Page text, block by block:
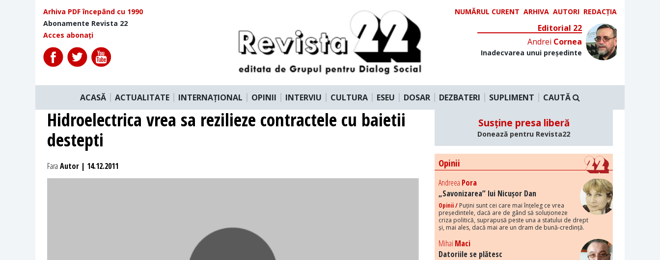
Arhiva PDF începând cu 1990
Abonamente Revista 22
Acces abonați
NUMĂRUL CURENT ARHIVA AUTORI REDACȚIA
Editorial 22
Andrei Cornea
Inadecvarea unui președinte
ACASĂ ACTUALITATE INTERNAȚIONAL OPINII INTERVIU CULTURA ESEU DOSAR DEZBATERI SUPLIMENT CAUTĂ
Hidroelectrica vrea sa rezilieze contractele cu baietii
destepti
Fara Autor | 14.12.2011
Susține presa liberă
Donează pentru Revista22
Opinii
Andreea Pora
„Savonizarea” lui Nicușor Dan
Opinii / Puțini sunt cei care mai înțeleg ce vrea
președintele, dacă are de gând să soluționeze
criza politică, suprapusă peste una a statului de drept
și, mai ales, dacă mai are un dram de bună-credință.
Mihai Maci
Datoriile se plătesc